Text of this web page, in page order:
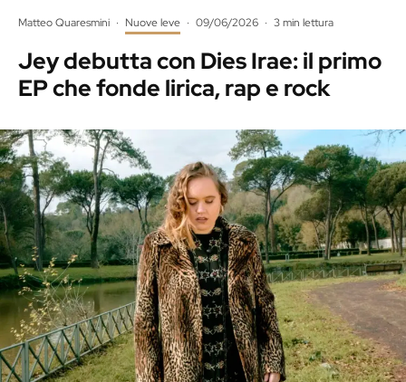
Matteo Quaresmini · Nuove leve · 09/06/2026 · 3 min lettura
Jey debutta con Dies Irae: il primo
EP che fonde lirica, rap e rock